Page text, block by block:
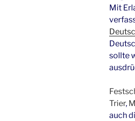
Mit
sollte
Trier,
auch